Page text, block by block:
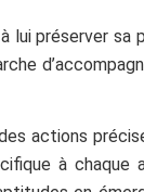
lui préserver
actions
à